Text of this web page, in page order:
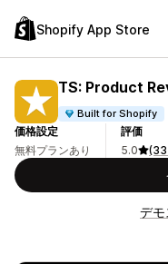
Shopify App Store
TS: Product
Built for Shopify
価格設定
無料プランあり
評価
5.0
デモ